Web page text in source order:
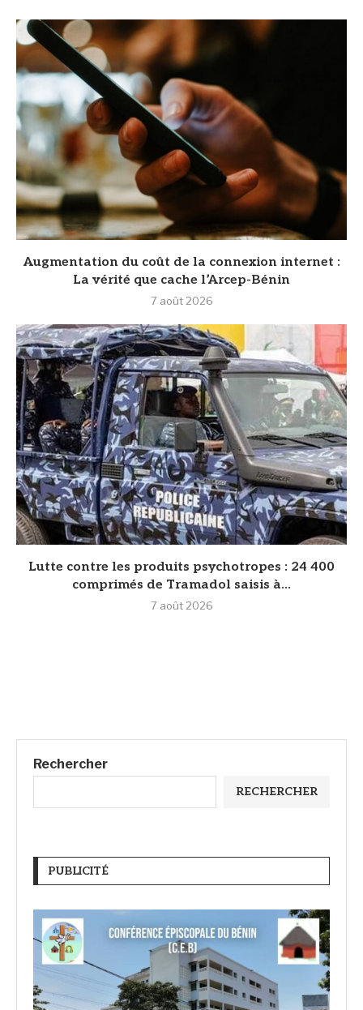
Augmentation du coût de la connexion internet :
La vérité que cache l’Arcep-Bénin
7 août 2026
Lutte contre les produits psychotropes : 24 400
comprimés de Tramadol saisis à...
7 août 2026
Rechercher
RECHERCHER
PUBLICITÉ